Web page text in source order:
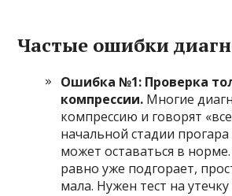
Частые ошибки
Ошибка №1: Проверка
компрессии. Многие
компрессию и говорят
начальной стадии
может оставаться в
равно уже подгорает,
мала. Нужен тест на